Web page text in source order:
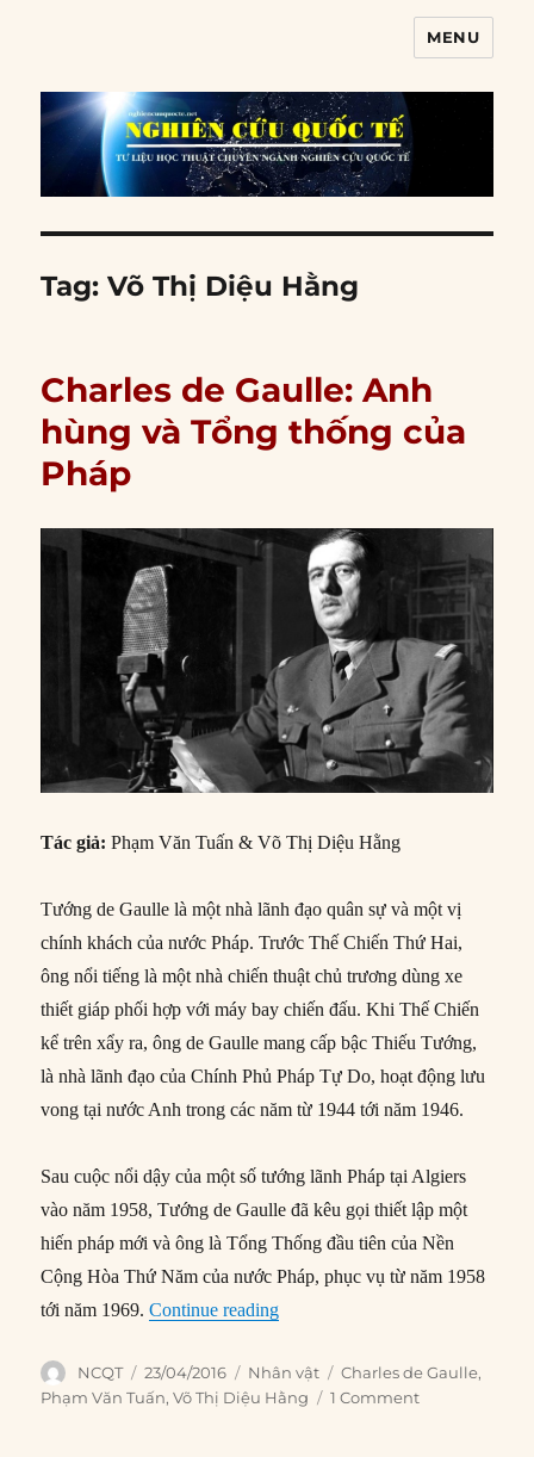
MENU
Tag:Võ Thị Diệu Hằng
Charles de Gaulle: Anh
hùng và Tổng thống của
Pháp
Tác giả: Phạm Văn Tuấn & Võ Thị Diệu Hằng
Tướng de Gaulle là một nhà lãnh đạo quân sự và một vị
chính khách của nước Pháp. Trước Thế Chiến Thứ Hai,
ông nổi tiếng là một nhà chiến thuật chủ trương dùng xe
thiết giáp phối hợp với máy bay chiến đấu. Khi Thế Chiến
kể trên xẩy ra, ông de Gaulle mang cấp bậc Thiếu Tướng,
là nhà lãnh đạo của Chính Phủ Pháp Tự Do, hoạt động lưu
vong tại nước Anh trong các năm từ 1944 tới năm 1946.
Sau cuộc nổi dậy của một số tướng lãnh Pháp tại Algiers
vào năm 1958, Tướng de Gaulle đã kêu gọi thiết lập một
hiến pháp mới và ông là Tổng Thống đầu tiên của Nền
Cộng Hòa Thứ Năm của nước Pháp, phục vụ từ năm 1958
tới năm 1969.Continue reading“Charles de Gaulle: Anh hùng
Author
NCQT
Posted
on
23/04/2016 Categories
Nhân vật Tags
Charles de Gaulle,
Phạm Văn Tuấn,Võ Thị Diệu Hằng 1 Comment